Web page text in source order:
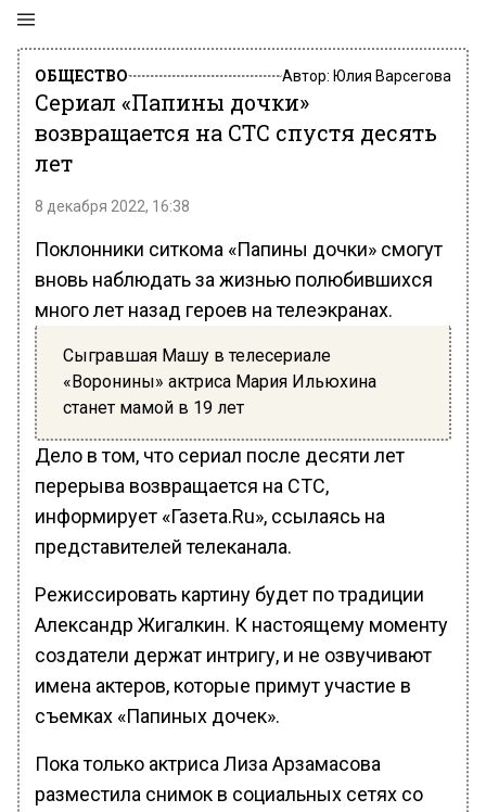
ОБЩЕСТВО Автор: Юлия Варсегова
Сериал «Папины дочки»
возвращается на СТС спустя десять
лет
8 декабря 2022, 16:38
Поклонники ситкома «Папины дочки» смогут
вновь наблюдать за жизнью полюбившихся
много лет назад героев на телеэкранах.
Сыгравшая Машу в телесериале
«Воронины» актриса Мария Ильюхина
станет мамой в 19 лет
Дело в том, что сериал после десяти лет
перерыва возвращается на СТС,
информирует «Газета.Ru», ссылаясь на
представителей телеканала.
Режиссировать картину будет по традиции
Александр Жигалкин. К настоящему моменту
создатели держат интригу, и не озвучивают
имена актеров, которые примут участие в
съемках «Папиных дочек».
Пока только актриса Лиза Арзамасова
разместила снимок в социальных сетях со